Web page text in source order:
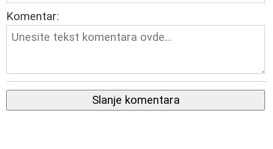
Komentar:
Slanje komentara